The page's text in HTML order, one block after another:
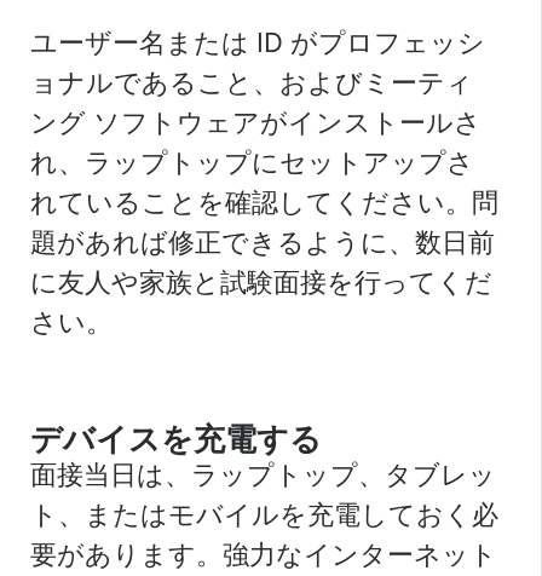
ユーザー名または ID がプロフェッシ
ョナルであること、およびミーティ
ング ソフトウェアがインストールさ
れ、ラップトップにセットアップさ
れていることを確認してください。問
題があれば修正できるように、数日前
に友人や家族と試験面接を行ってくだ
さい。
デバイスを充電する
面接当日は、ラップトップ、タブレッ
ト、またはモバイルを充電しておく必
要があります。強力なインターネット